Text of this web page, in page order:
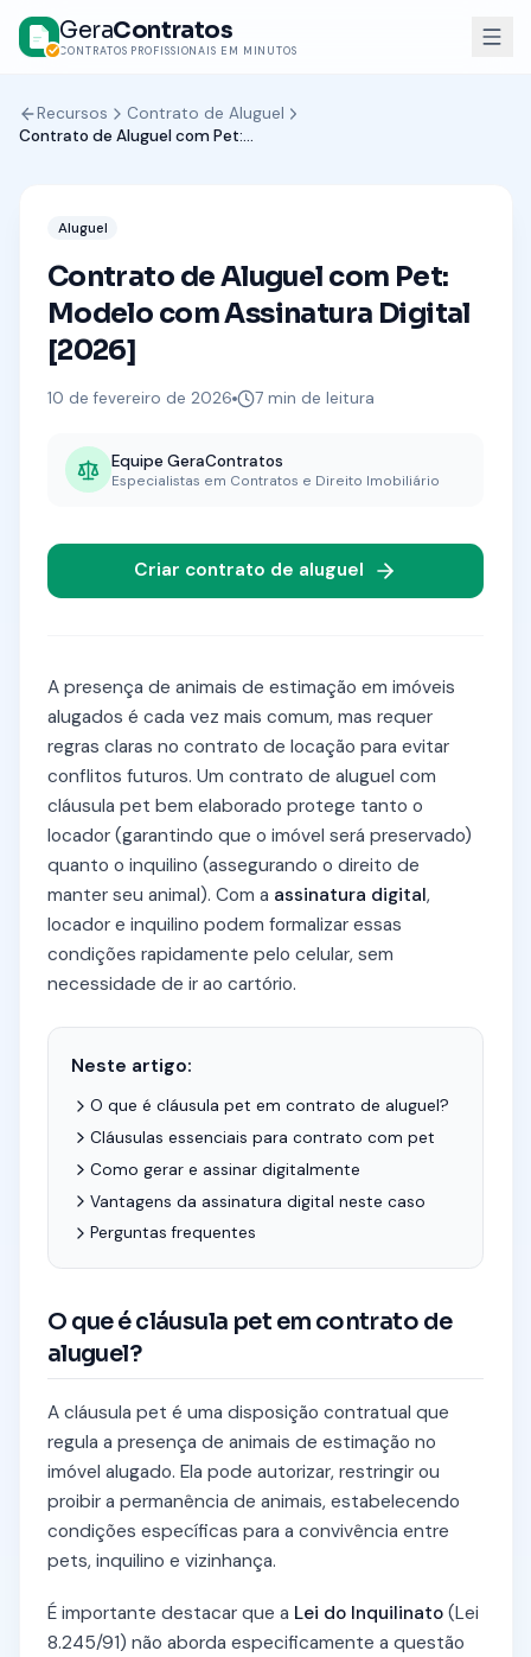
GeraContratos
CONTRATOS PROFISSIONAIS EM MINUTOS
Recursos
Contrato de Aluguel
Contrato de Aluguel com Pet: Modelo com Assinatura Digital [2026]
Aluguel
Contrato de Aluguel com Pet:
Modelo com Assinatura Digital
[2026]
10 de fevereiro de 2026 7 min de leitura
Equipe GeraContratos
Especialistas em Contratos e Direito Imobiliário
Criar contrato de aluguel
A presença de animais de estimação em imóveis
alugados é cada vez mais comum, mas requer
regras claras no contrato de locação para evitar
conflitos futuros. Um contrato de aluguel com
cláusula pet bem elaborado protege tanto o
locador (garantindo que o imóvel será preservado)
quanto o inquilino (assegurando o direito de
manter seu animal). Com a assinatura digital,
locador e inquilino podem formalizar essas
condições rapidamente pelo celular, sem
necessidade de ir ao cartório.
Neste artigo:
O que é cláusula pet em contrato de aluguel?
Cláusulas essenciais para contrato com pet
Como gerar e assinar digitalmente
Vantagens da assinatura digital neste caso
Perguntas frequentes
O que é cláusula pet em contrato de
aluguel?
A cláusula pet é uma disposição contratual que
regula a presença de animais de estimação no
imóvel alugado. Ela pode autorizar, restringir ou
proibir a permanência de animais, estabelecendo
condições específicas para a convivência entre
pets, inquilino e vizinhança.
É importante destacar que a Lei do Inquilinato(Lei
8.245/91) não aborda especificamente a questão